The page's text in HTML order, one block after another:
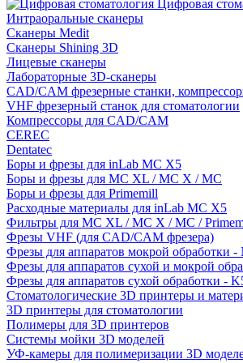
Цифровая
Интраоральные сканеры
Сканеры Medit
Сканеры Shining 3D
Лицевые сканеры
Лабораторные 3D-сканеры
CAD/CAM фрезерные станки,
VHF фрезерный станок для стоматологии
Компрессоры для CAD/CAM
CEREC
Dentatec
Боры и фрезы для inLab MC X5
Боры и фрезы для MC XL / MC X / MC
Боры и фрезы для Primemill
Расходные материалы для inLab MC X5
Фильтры для MC XL / MC X / MC /
Фрезы VHF (для CAD/CAM фрезера)
Фрезы для аппаратов мокрой обработки
Фрезы для аппаратов сухой и мокрой
Фрезы для аппаратов сухой обработки -
Стоматологические 3D принтеры и
3D принтеры для стоматологии
Полимеры для 3D принтеров
Системы мойки 3D моделей
УФ-камеры для полимеризации 3D